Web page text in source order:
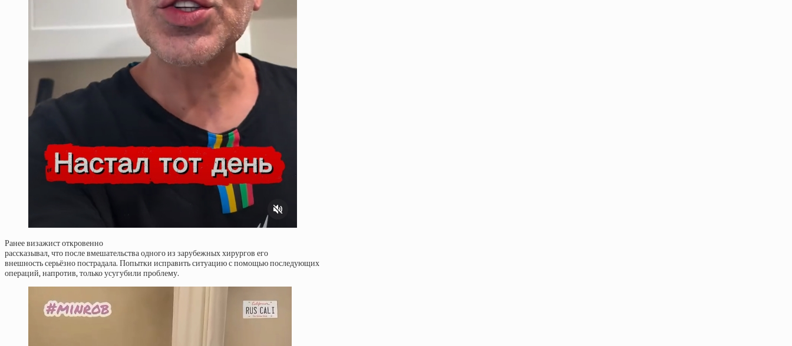
Ранее визажист откровенно
рассказывал, что после вмешательства одного из зарубежных хирургов его
внешность серьёзно пострадала. Попытки исправить ситуацию с помощью последующих
операций, напротив, только усугубили проблему.